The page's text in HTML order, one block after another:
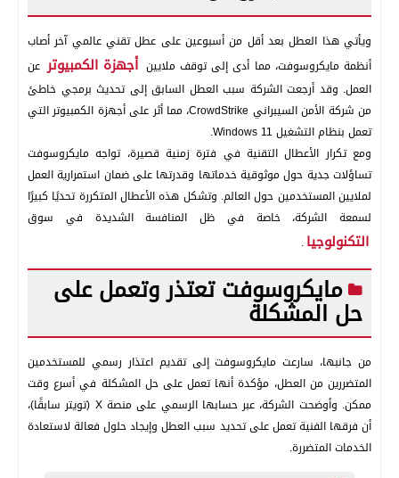
ويأتي هذا العطل بعد أقل من أسبوعين على عطل تقني عالمي آخر أصاب
أنظمة مايكروسوفت، مما أدى إلى توقف ملايين أجهزة الكمبيوتر عن
العمل. وقد أرجعت الشركة سبب العطل السابق إلى تحديث برمجي خاطئ
من شركة الأمن السيبراني CrowdStrike، مما أثر على أجهزة الكمبيوتر التي
تعمل بنظام التشغيل Windows 11.
ومع تكرار الأعطال التقنية في فترة زمنية قصيرة، تواجه مايكروسوفت
تساؤلات جدية حول موثوقية خدماتها وقدرتها على ضمان استمرارية العمل
لملايين المستخدمين حول العالم. وتشكل هذه الأعطال المتكررة تحديًا كبيرًا
لسمعة الشركة، خاصة في ظل المنافسة الشديدة في سوق
التكنولوجيا.
مايكروسوفت تعتذر وتعمل على
حل المشكلة
من جانبها، سارعت مايكروسوفت إلى تقديم اعتذار رسمي للمستخدمين
المتضررين من العطل، مؤكدة أنها تعمل على حل المشكلة في أسرع وقت
ممكن. وأوضحت الشركة، عبر حسابها الرسمي على منصة X (تويتر سابقًا)،
أن فرقها الفنية تعمل على تحديد سبب العطل وإيجاد حلول فعالة لاستعادة
الخدمات المتضررة.